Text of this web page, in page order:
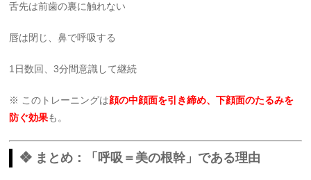
舌先は前歯の裏に触れない
唇は閉じ、鼻で呼吸する
1日数回、3分間意識して継続
※ このトレーニングは顔の中顔面を引き締め、下顔面のたるみを
防ぐ効果も。
❖ まとめ：「呼吸＝美の根幹」である理由